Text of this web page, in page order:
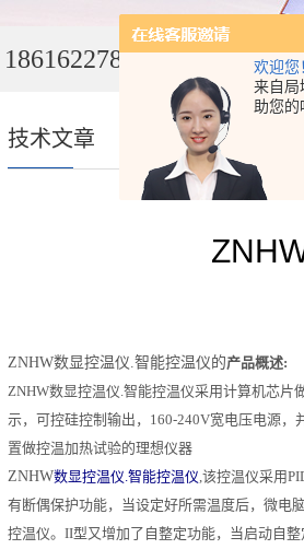
欢迎您
来自局
助您的
技术文章
ZNHW数显控温仪.智能控温仪的产品概述:
ZNHW数显控温仪.智能控温仪采用计算机芯片
示，可控硅控制输出，160-240V宽电压电源
置做控温加热试验的理想仪器
ZNHW数显控温仪.智能控温仪,该控温仪采用
有断偶保护功能，当设定好所需温度后，微电
控温仪。II型又增加了自整定功能，当启动自